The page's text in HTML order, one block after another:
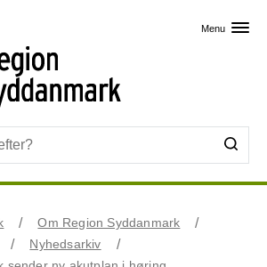
Menu
Om Region Syddanmark
Nyhedsarkiv